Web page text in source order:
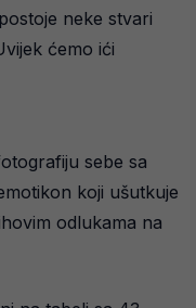
neke stvari
ćemo ići
sebe sa
koji ušutkuje
odlukama na